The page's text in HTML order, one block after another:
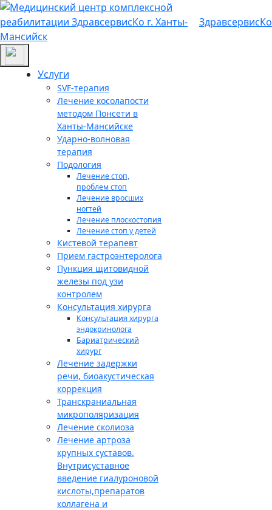
ЗдравсервисКо
Услуги
SVF-терапия
Лечение косолапости
методом Понсети в
Ханты-Мансийске
Ударно-волновая
терапия
Подология
Лечение стоп,
проблем стоп
Лечение вросших
ногтей
Лечение плоскостопия
Лечение стоп у детей
Кистевой терапевт
Прием гастроэнтеролога
Пункция щитовидной
железы под узи
контролем
Консультация хирурга
Консультация хирурга
эндокринолога
Бариатрический
хирург
Лечение задержки
речи, биоакустическая
коррекция
Транскраниальная
микрополяризация
Лечение сколиоза
Лечение артроза
крупных суставов.
Внутрисуставное
введение гиалуроновой
кислоты,препаратов
коллагена и